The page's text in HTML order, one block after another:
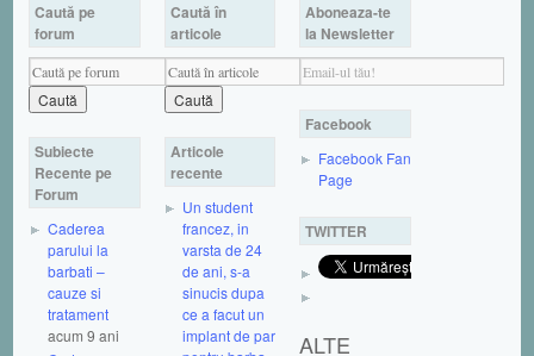
Caută pe
forum
Subiecte
Recente pe
Forum
Caderea
parului la
barbati –
cauze si
tratament
acum 9 ani
Caută în
articole
Articole
recente
Un student
francez, in
varsta de 24
de ani, s-a
sinucis dupa
ce a facut un
implant de par
Aboneaza-te
la Newsletter
Facebook
Facebook Fan
Page
TWITTER
ALTE